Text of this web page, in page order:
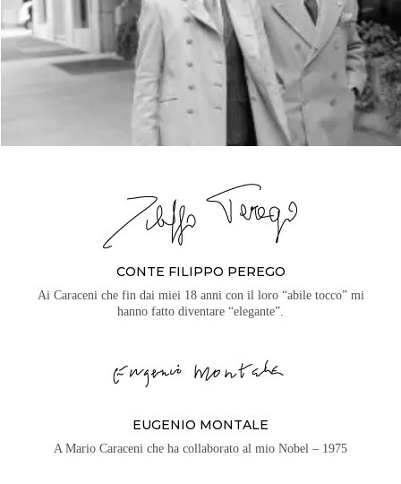
CONTE FILIPPO PEREGO
Ai Caraceni che fin dai miei 18 anni con il loro “abile tocco” mi
hanno fatto diventare “elegante”.
EUGENIO MONTALE
A Mario Caraceni che ha collaborato al mio Nobel – 1975